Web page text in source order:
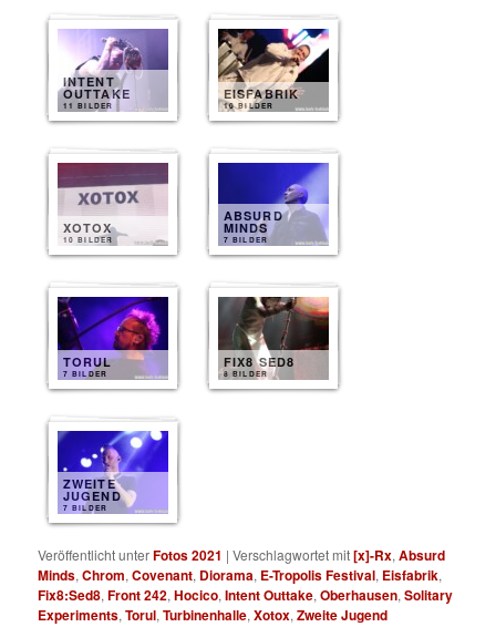
INTENT
OUTTAKE
11 BILDER
EISFABRIK
10 BILDER
XOTOX
10 BILDER
ABSURD
MINDS
7 BILDER
TORUL
7 BILDER
FIX8 SED8
8 BILDER
ZWEITE
JUGEND
7 BILDER
Veröffentlicht unterFotos 2021 |Verschlagwortet mit[x]-Rx,Absurd
Minds,Chrom,Covenant, Diorama, E-Tropolis Festival, Eisfabrik,
Fix8:Sed8,Front 242,Hocico,Intent Outtake,Oberhausen,Solitary
Experiments,Torul,Turbinenhalle,Xotox,Zweite Jugend